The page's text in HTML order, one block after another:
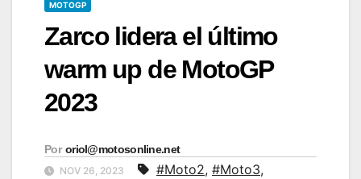
MOTOGP
Zarco lidera el último
warm up de MotoGP
2023
Por oriol@motosonline.net
NOV 26, 2023 #Moto2, #Moto3,